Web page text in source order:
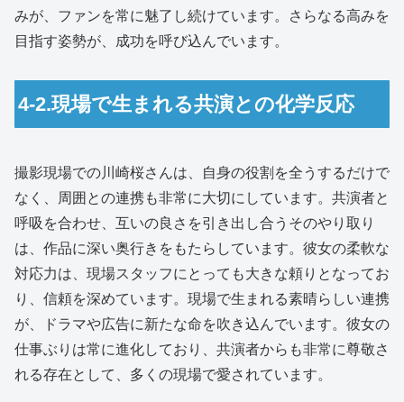
みが、ファンを常に魅了し続けています。さらなる高みを
目指す姿勢が、成功を呼び込んでいます。
4-2.現場で生まれる共演との化学反応
撮影現場での川崎桜さんは、自身の役割を全うするだけで
なく、周囲との連携も非常に大切にしています。共演者と
呼吸を合わせ、互いの良さを引き出し合うそのやり取り
は、作品に深い奥行きをもたらしています。彼女の柔軟な
対応力は、現場スタッフにとっても大きな頼りとなってお
り、信頼を深めています。現場で生まれる素晴らしい連携
が、ドラマや広告に新たな命を吹き込んでいます。彼女の
仕事ぶりは常に進化しており、共演者からも非常に尊敬さ
れる存在として、多くの現場で愛されています。